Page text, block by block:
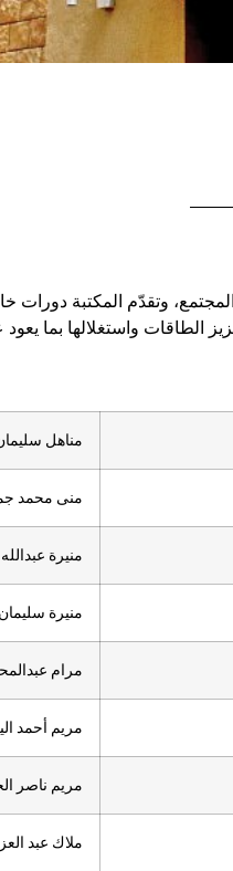
وتقدّم المكتبة
الطاقات واستغلالها بما
مناهل
منى محمد
منيرة
منيرة
مرام
مريم أحمد
مريم ناصر
ملاك عبد